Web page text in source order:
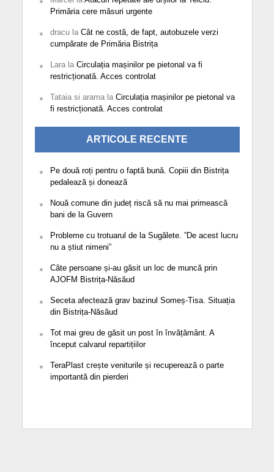
Primăria cere măsuri urgente
dracula Cât ne costă, de fapt, autobuzele verzi
cumpărate de Primăria Bistrița
Larala Circulația mașinilor pe pietonal va fi
restricționată. Acces controlat
Tataia si aramala Circulația mașinilor pe pietonal va
fi restricționată. Acces controlat
ARTICOLE RECENTE
Pe două roți pentru o faptă bună. Copiii din Bistrița
pedalează și donează
Nouă comune din județ riscă să nu mai primească
bani de la Guvern
Probleme cu trotuarul de la Sugălete. ”De acest lucru
nu a știut nimeni”
Câte persoane și-au găsit un loc de muncă prin
AJOFM Bistrița-Năsăud
Seceta afectează grav bazinul Someș-Tisa. Situația
din Bistrița-Năsăud
Tot mai greu de găsit un post în învățământ. A
început calvarul repartițiilor
TeraPlast crește veniturile și recuperează o parte
importantă din pierderi